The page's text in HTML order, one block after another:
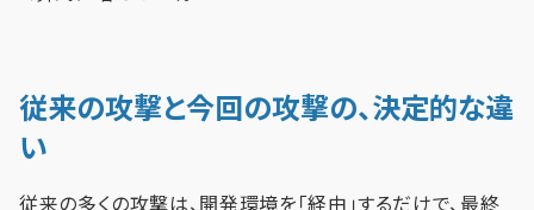
従来の攻撃と今回の攻撃の、決定的な違
い
従来の多くの攻撃は、開発環境を「経由」するだけで、最終